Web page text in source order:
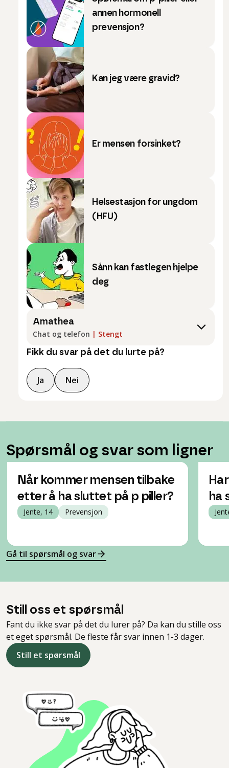
annen hormonell
prevensjon?
Kan jeg være gravid?
Er mensen forsinket?
Helsestasjon for ungdom
(HFU)
Sånn kan fastlegen hjelpe
deg
Amathea
Chat og telefon | Stengt
Fikk du svar på det du lurte på?
Ja Nei
Spørsmål og svar som ligner
Når kommer mensen tilbake
etter å ha sluttet på p piller?
Jente, 14 Prevensjon
ha
Gå til spørsmål og svar
Still oss et spørsmål
Fant du ikke svar på det du lurer på? Da kan du stille oss
et eget spørsmål. De fleste får svar innen 1-3 dager.
Still et spørsmål